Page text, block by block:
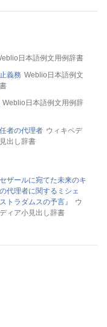
日本語例文用例辞書
義務 Weblio日本語例文
Weblio日本語例文用例辞
者の代理者 ウィキペデ
出し辞書
セザールに宛てた未来のキ
代理者に関するミシェ
トラダムスの予言』
ウ
ィア小見出し辞書